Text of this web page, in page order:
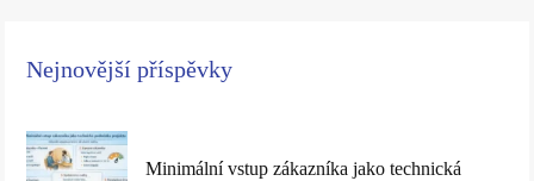
Nejnovější příspěvky
Minimální vstup zákazníka jako technická